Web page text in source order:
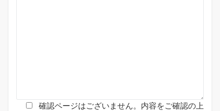
確認ページはございません。内容をご確認の上